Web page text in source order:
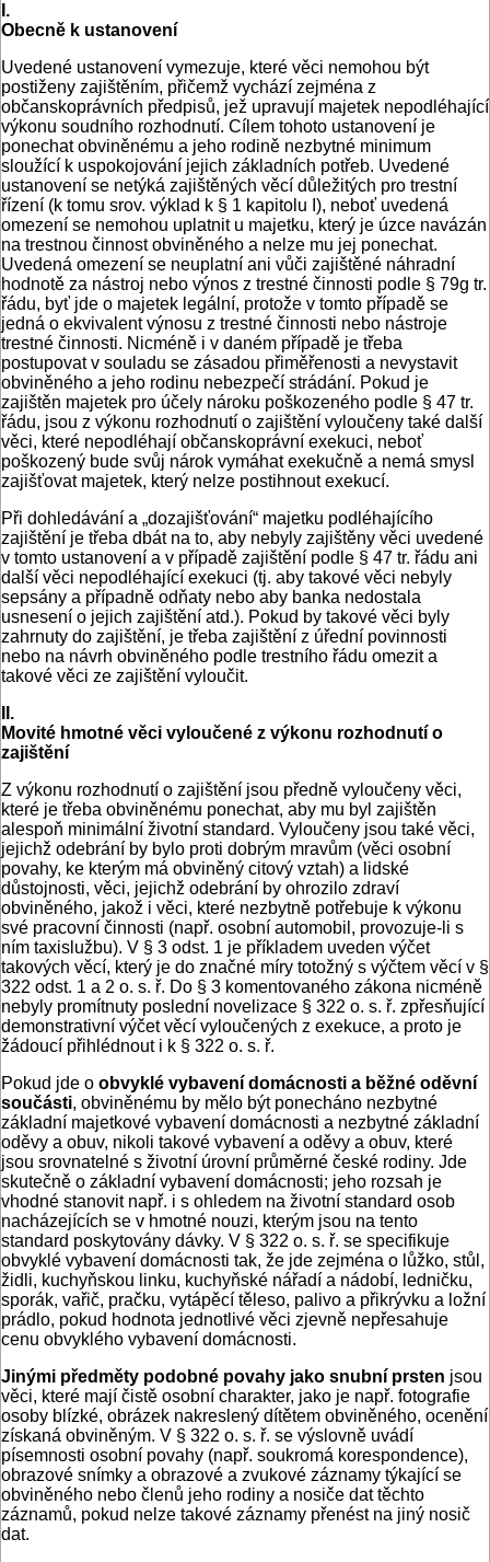
I.
Obecně k ustanovení
Uvedené ustanovení vymezuje, které věci nemohou být
postiženy zajištěním, přičemž vychází zejména z
občanskoprávních předpisů, jež upravují majetek nepodléhající
výkonu soudního rozhodnutí. Cílem tohoto ustanovení je
ponechat obviněnému a jeho rodině nezbytné minimum
sloužící k uspokojování jejich základních potřeb. Uvedené
ustanovení se netýká zajištěných věcí důležitých pro trestní
řízení (k tomu srov. výklad k § 1 kapitolu I), neboť uvedená
omezení se nemohou uplatnit u majetku, který je úzce navázán
na trestnou činnost obviněného a nelze mu jej ponechat.
Uvedená omezení se neuplatní ani vůči zajištěné náhradní
hodnotě za nástroj nebo výnos z trestné činnosti podle § 79g tr.
řádu, byť jde o majetek legální, protože v tomto případě se
jedná o ekvivalent výnosu z trestné činnosti nebo nástroje
trestné činnosti. Nicméně i v daném případě je třeba
postupovat v souladu se zásadou přiměřenosti a nevystavit
obviněného a jeho rodinu nebezpečí strádání. Pokud je
zajištěn majetek pro účely nároku poškozeného podle § 47 tr.
řádu, jsou z výkonu rozhodnutí o zajištění vyloučeny také další
věci, které nepodléhají občanskoprávní exekuci, neboť
poškozený bude svůj nárok vymáhat exekučně a nemá smysl
zajišťovat majetek, který nelze postihnout exekucí.
Při dohledávání a „dozajišťování“ majetku podléhajícího
zajištění je třeba dbát na to, aby nebyly zajištěny věci uvedené
v tomto ustanovení a v případě zajištění podle § 47 tr. řádu ani
další věci nepodléhající exekuci (tj. aby takové věci nebyly
sepsány a případně odňaty nebo aby banka nedostala
usnesení o jejich zajištění atd.). Pokud by takové věci byly
zahrnuty do zajištění, je třeba zajištění z úřední povinnosti
nebo na návrh obviněného podle trestního řádu omezit a
takové věci ze zajištění vyloučit.
II.
Movité hmotné věci vyloučené z výkonu rozhodnutí o
zajištění
Z výkonu rozhodnutí o zajištění jsou předně vyloučeny věci,
které je třeba obviněnému ponechat, aby mu byl zajištěn
alespoň minimální životní standard. Vyloučeny jsou také věci,
jejichž odebrání by bylo proti dobrým mravům (věci osobní
povahy, ke kterým má obviněný citový vztah) a lidské
důstojnosti, věci, jejichž odebrání by ohrozilo zdraví
obviněného, jakož i věci, které nezbytně potřebuje k výkonu
své pracovní činnosti (např. osobní automobil, provozuje-li s
ním taxislužbu). V § 3 odst. 1 je příkladem uveden výčet
takových věcí, který je do značné míry totožný s výčtem věcí v §
322 odst. 1 a 2 o. s. ř. Do § 3 komentovaného zákona nicméně
nebyly promítnuty poslední novelizace § 322 o. s. ř. zpřesňující
demonstrativní výčet věcí vyloučených z exekuce, a proto je
žádoucí přihlédnout i k § 322 o. s. ř.
Pokud jde o obvyklé vybavení domácnosti a běžné oděvní
součásti, obviněnému by mělo být ponecháno nezbytné
základní majetkové vybavení domácnosti a nezbytné základní
oděvy a obuv, nikoli takové vybavení a oděvy a obuv, které
jsou srovnatelné s životní úrovní průměrné české rodiny. Jde
skutečně o základní vybavení domácnosti; jeho rozsah je
vhodné stanovit např. i s ohledem na životní standard osob
nacházejících se v hmotné nouzi, kterým jsou na tento
standard poskytovány dávky. V § 322 o. s. ř. se specifikuje
obvyklé vybavení domácnosti tak, že jde zejména o lůžko, stůl,
židli, kuchyňskou linku, kuchyňské nářadí a nádobí, ledničku,
sporák, vařič, pračku, vytápěcí těleso, palivo a přikrývku a ložní
prádlo, pokud hodnota jednotlivé věci zjevně nepřesahuje
cenu obvyklého vybavení domácnosti.
Jinými předměty podobné povahy jako snubní prsten jsou
věci, které mají čistě osobní charakter, jako je např. fotografie
osoby blízké, obrázek nakreslený dítětem obviněného, ocenění
získaná obviněným. V § 322 o. s. ř. se výslovně uvádí
písemnosti osobní povahy (např. soukromá korespondence),
obrazové snímky a obrazové a zvukové záznamy týkající se
obviněného nebo členů jeho rodiny a nosiče dat těchto
záznamů, pokud nelze takové záznamy přenést na jiný nosič
dat.